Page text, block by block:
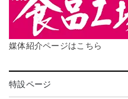
媒体紹介ページはこちら
特設ページ